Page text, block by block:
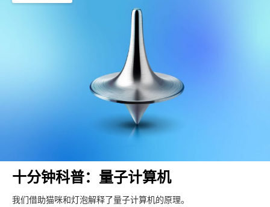
十分钟科普：量子计算机
我们借助猫咪和灯泡解释了量子计算机的原理。